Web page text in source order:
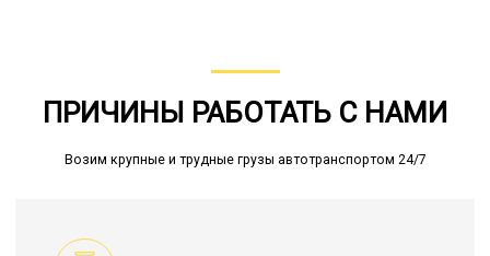
ПРИЧИНЫ РАБОТАТЬ С НАМИ
Возим крупные и трудные грузы автотранспортом 24/7